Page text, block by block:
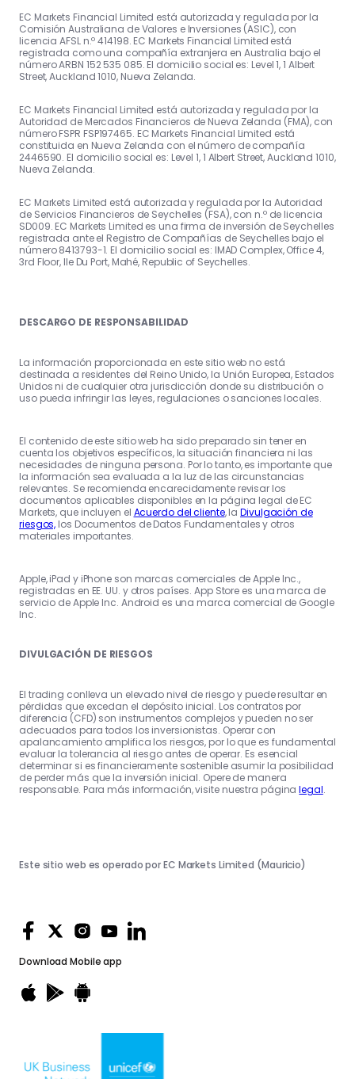
EC Markets Financial Limited está autorizada y regulada por la
Comisión Australiana de Valores e Inversiones (ASIC), con
licencia AFSL n.º 414198. EC Markets Financial Limited está
registrada como una compañía extranjera en Australia bajo el
número ARBN 152 535 085. El domicilio social es: Level 1, 1 Albert
Street, Auckland 1010, Nueva Zelanda.
EC Markets Financial Limited está autorizada y regulada por la
Autoridad de Mercados Financieros de Nueva Zelanda (FMA), con
número FSPR FSP197465. EC Markets Financial Limited está
constituida en Nueva Zelanda con el número de compañía
2446590. El domicilio social es: Level 1, 1 Albert Street, Auckland 1010,
Nueva Zelanda.
EC Markets Limited está autorizada y regulada por la Autoridad
de Servicios Financieros de Seychelles (FSA), con n.º de licencia
SD009. EC Markets Limited es una firma de inversión de Seychelles
registrada ante el Registro de Compañías de Seychelles bajo el
número 8413793-1. El domicilio social es: IMAD Complex, Office 4,
3rd Floor, Ile Du Port, Mahé, Republic of Seychelles.
DESCARGO DE RESPONSABILIDAD
La información proporcionada en este sitio web no está
destinada a residentes del Reino Unido, la Unión Europea, Estados
Unidos ni de cualquier otra jurisdicción donde su distribución o
uso pueda infringir las leyes, regulaciones o sanciones locales.
El contenido de este sitio web ha sido preparado sin tener en
cuenta los objetivos específicos, la situación financiera ni las
necesidades de ninguna persona. Por lo tanto, es importante que
la información sea evaluada a la luz de las circunstancias
relevantes. Se recomienda encarecidamente revisar los
documentos aplicables disponibles en la página legal de EC
Markets, que incluyen el Acuerdo del cliente, laDivulgación de
riesgos, los Documentos de Datos Fundamentales y otros
materiales importantes.
Apple, iPad y iPhone son marcas comerciales de Apple Inc.,
registradas en EE. UU. y otros países. App Store es una marca de
servicio de Apple Inc. Android es una marca comercial de Google
Inc.
DIVULGACIÓN DE RIESGOS
El trading conlleva un elevado nivel de riesgo y puede resultar en
pérdidas que excedan el depósito inicial. Los contratos por
diferencia (CFD) son instrumentos complejos y pueden no ser
adecuados para todos los inversionistas. Operar con
apalancamiento amplifica los riesgos, por lo que es fundamental
evaluar la tolerancia al riesgo antes de operar. Es esencial
determinar si es financieramente sostenible asumir la posibilidad
de perder más que la inversión inicial. Opere de manera
responsable. Para más información, visite nuestra páginalegal.
Download Mobile app
Este sitio web es operado por EC Markets Limited (Mauricio)